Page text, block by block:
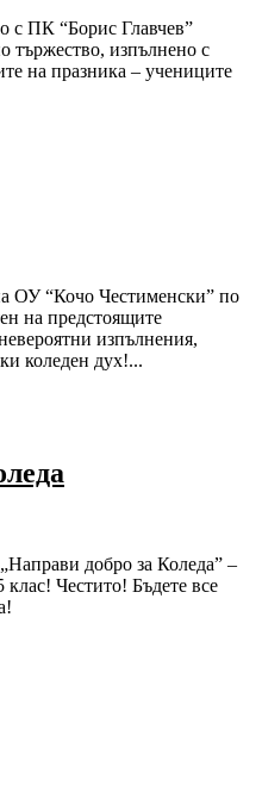
с ПК “Борис Главчев”
тържество, изпълнено с
на празника – учениците
ОУ “Кочо Честименски” по
на предстоящите
изпълнения,
коледен дух!...
добро за Коледа” –
Честито! Бъдете все